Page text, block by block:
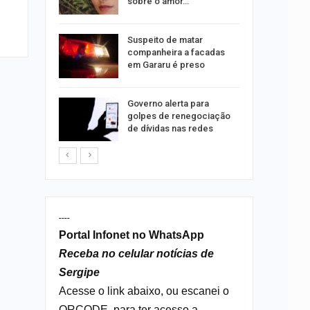
Suspeito de matar
companheira a facadas
em Gararu é preso
Governo alerta para
golpes de renegociação
de dívidas nas redes
----
Portal Infonet no WhatsApp
Receba no celular notícias de
Sergipe
Acesse o link abaixo, ou escanei o